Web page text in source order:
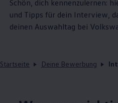
Schön, dich kennenzulernen:
und Tipps für dein Interview,
deinen Auswahltag bei
Startseite Deine Bewerbung